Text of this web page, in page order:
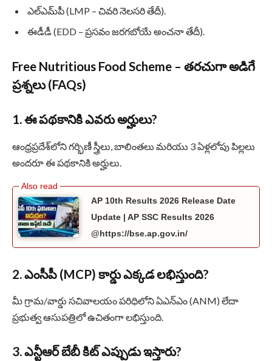
ఎల్‌ఎమ్‌పీ (LMP – చివరి నెలసరి తేదీ).
ఈడీడీ (EDD – ప్రసవం జరగబోయే అంచనా తేదీ).
Free Nutritious Food Scheme – తరచుగా అడిగే
ప్రశ్నలు (FAQs)
1. ఈ పథకానికి ఎవరు అర్హులు?
ఆంధ్రప్రదేశ్‌లోని గర్భిణీ స్త్రీలు, బాలింతలు మరియు 3 ఏళ్లలోపు పిల్లలు
అందరూ ఈ పథకానికి అర్హులు.
AP 10th Results 2026 Release Date
Update | AP SSC Results 2026
@https://bse.ap.gov.in/
2. ఎంసీపీ (MCP) కార్డు ఎక్కడ లభిస్తుంది?
మీ గ్రామ/వార్డు సచివాలయం పరిధిలోని ఏఎన్ఎం (ANM) లేదా
ప్రభుత్వ ఆసుపత్రిలో ఉచితంగా లభిస్తుంది.
3. ఎన్టీఆర్ బేబీ కిట్ ఎప్పుడు ఇస్తారు?